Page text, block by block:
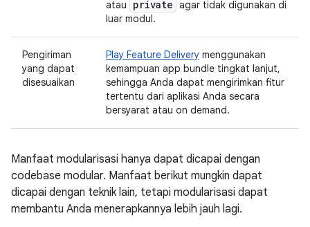
atau private agar tidak digunakan di
luar modul.
Pengiriman
yang dapat
disesuaikan
Play Feature Delivery menggunakan
kemampuan app bundle tingkat lanjut,
sehingga Anda dapat mengirimkan fitur
tertentu dari aplikasi Anda secara
bersyarat atau on demand.
Manfaat modularisasi hanya dapat dicapai dengan
codebase modular. Manfaat berikut mungkin dapat
dicapai dengan teknik lain, tetapi modularisasi dapat
membantu Anda menerapkannya lebih jauh lagi.